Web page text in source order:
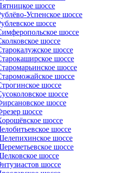
шоссе
Успенское шоссе
шоссе
шоссе
шоссе
шоссе
шоссе
шоссе
шоссе
шоссе
шоссе
шоссе
шоссе
шоссе
шоссе
шоссе
шоссе
шоссе
шоссе